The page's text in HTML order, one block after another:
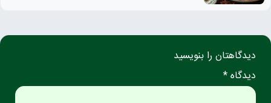
دیدگاهتان را بنویسید
دیدگاه *